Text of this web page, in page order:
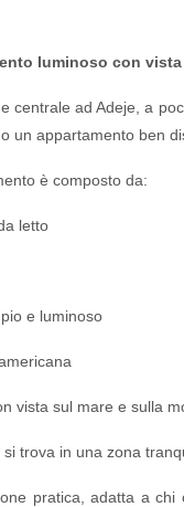
luminoso con
centrale ad Adeje, a
un appartamento ben
è composto da:
letto
e luminoso
vista sul mare e sulla
si trova in una zona
pratica, adatta a